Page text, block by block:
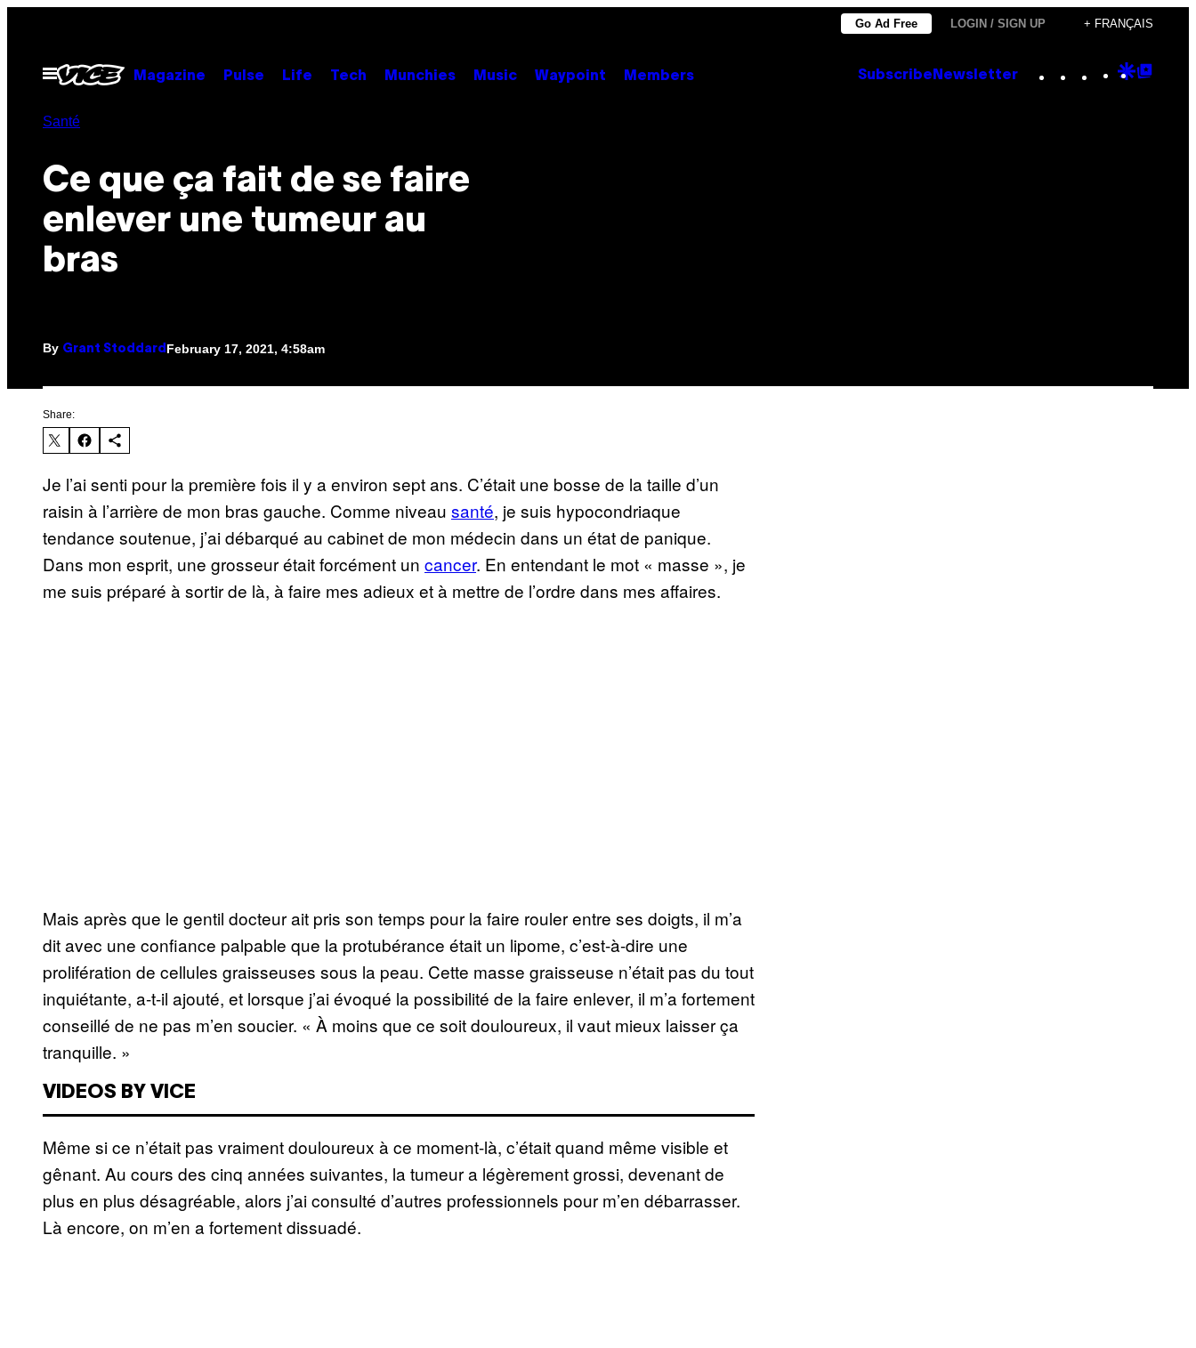
content
Go Ad Free LOGIN / SIGN UP + FRANÇAIS
Open
Menu
Magazine Pulse Life Tech Munchies Music Waypoint Members Subscribe Newsletter Instagram
TikTok
YouTube
Google
Santé
Ce que ça fait de se faire
enlever une tumeur au
bras
By Grant Stoddard February 17, 2021, 4:58am
Share:
Je l’ai senti pour la première fois il y a environ sept ans. C’était une bosse de la taille d’un
raisin à l’arrière de mon bras gauche. Comme niveau santé, je suis hypocondriaque
tendance soutenue, j’ai débarqué au cabinet de mon médecin dans un état de panique.
Dans mon esprit, une grosseur était forcément un cancer. En entendant le mot « masse », je
me suis préparé à sortir de là, à faire mes adieux et à mettre de l’ordre dans mes affaires.
Mais après que le gentil docteur ait pris son temps pour la faire rouler entre ses doigts, il m’a
dit avec une confiance palpable que la protubérance était un lipome, c’est-à-dire une
prolifération de cellules graisseuses sous la peau. Cette masse graisseuse n’était pas du tout
inquiétante, a-t-il ajouté, et lorsque j’ai évoqué la possibilité de la faire enlever, il m’a fortement
conseillé de ne pas m’en soucier. « À moins que ce soit douloureux, il vaut mieux laisser ça
tranquille. »
VIDEOS BY VICE
Même si ce n’était pas vraiment douloureux à ce moment-là, c’était quand même visible et
gênant. Au cours des cinq années suivantes, la tumeur a légèrement grossi, devenant de
plus en plus désagréable, alors j’ai consulté d’autres professionnels pour m’en débarrasser.
Là encore, on m’en a fortement dissuadé.